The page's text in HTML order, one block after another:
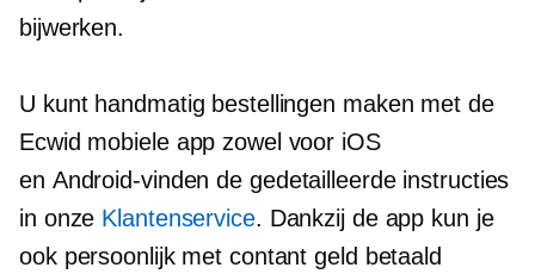
bijwerken.
U kunt handmatig bestellingen maken met de
Ecwid mobiele app zowel voor iOS
en Android-vinden de gedetailleerde instructies
in onze Klantenservice. Dankzij de app kun je
ook persoonlijk met contant geld betaald